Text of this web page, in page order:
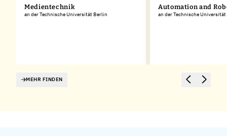
Medientechnik
an der Technische Universität Berlin
Automation and
an der Technische
MEHR FINDEN